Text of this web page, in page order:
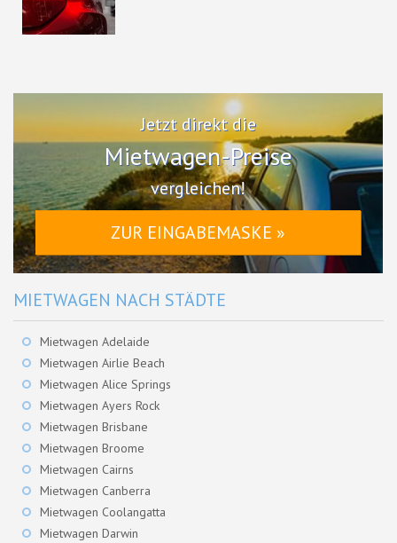
Jetzt direkt die
Mietwagen-Preise
vergleichen!
ZUR EINGABEMASKE »
MIETWAGEN NACH STÄDTE
Mietwagen Adelaide
Mietwagen Airlie Beach
Mietwagen Alice Springs
Mietwagen Ayers Rock
Mietwagen Brisbane
Mietwagen Broome
Mietwagen Cairns
Mietwagen Canberra
Mietwagen Coolangatta
Mietwagen Darwin